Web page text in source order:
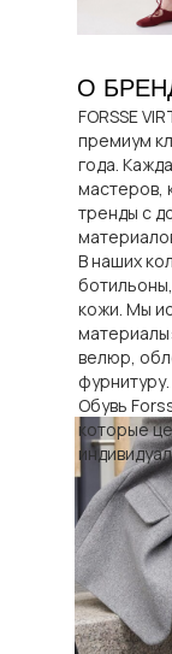
О
FORSSE
премиум
года.
мастеров,
тренды с
В наших
кожи. Мы
велюр,
фурнитуру.
Обувь
которые